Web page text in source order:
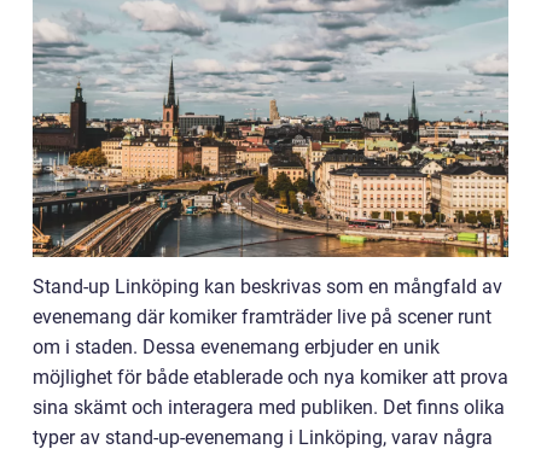
Stand-up Linköping kan beskrivas som en mångfald av
evenemang där komiker framträder live på scener runt
om i staden. Dessa evenemang erbjuder en unik
möjlighet för både etablerade och nya komiker att prova
sina skämt och interagera med publiken. Det finns olika
typer av stand-up-evenemang i Linköping, varav några